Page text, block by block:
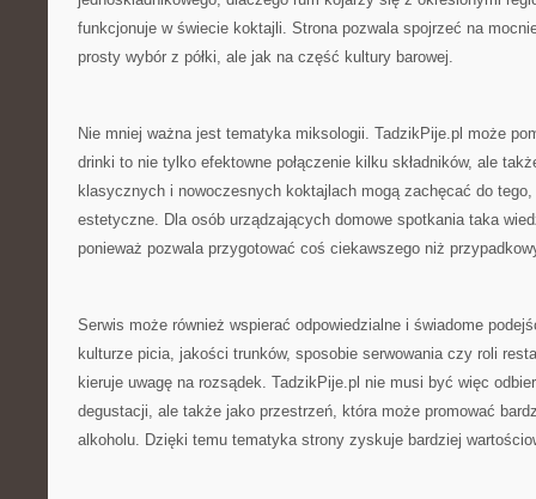
funkcjonuje w świecie koktajli. Strona pozwala spojrzeć na
prosty wybór z półki, ale jak na część kultury barowej.
Nie mniej ważna jest tematyka miksologii. TadzikPije.pl może
drinki to nie tylko efektowne połączenie kilku składników, ale
klasycznych i nowoczesnych koktajlach mogą zachęcać do
estetyczne. Dla osób urządzających domowe spotkania taka
ponieważ pozwala przygotować coś ciekawszego niż
Serwis może również wspierać odpowiedzialne i świadome
kulturze picia, jakości trunków, sposobie serwowania czy roli
kieruje uwagę na rozsądek. TadzikPije.pl nie musi być więc
degustacji, ale także jako przestrzeń, która może promować
alkoholu. Dzięki temu tematyka strony zyskuje bardziej